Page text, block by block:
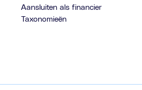
Aansluiten als financier
Taxonomieën